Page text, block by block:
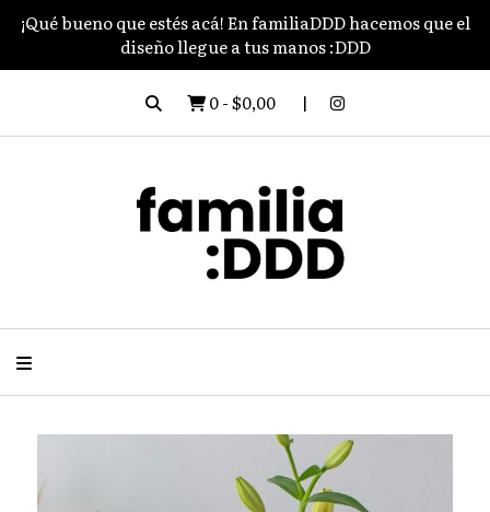
¡Qué bueno que estés acá! En familiaDDD hacemos que el
diseño llegue a tus manos :DDD
0-$0,00